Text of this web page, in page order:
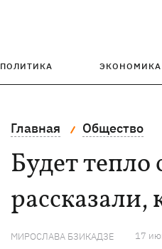
ПОЛИТИКА ЭКОНОМИКА
Главная Общество
Будет
рассказали,
МИРОСЛАВА БЗИКАДЗЕ 17